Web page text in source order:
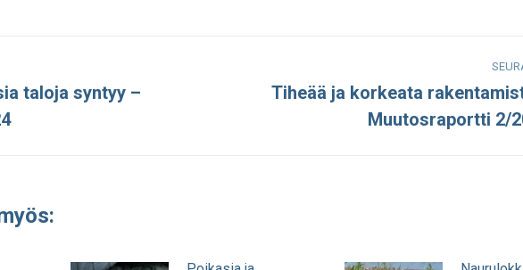
taloja syntyy –
Tiheää ja korkeata
Muutosraportti 2/